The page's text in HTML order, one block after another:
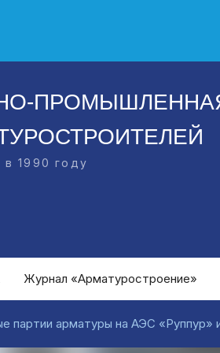
в 1990 году
Журнал «Арматуростроение»
партии арматуры на АЭС «Руппур»